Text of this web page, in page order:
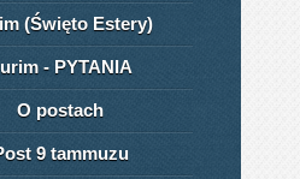
(Święto Estery)
- PYTANIA
O postach
9 tammuzu